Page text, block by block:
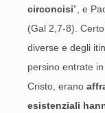
circoncisi”, e
(Gal 2,7-8).
diverse e degli
persino entrate
Cristo, erano
esistenziali